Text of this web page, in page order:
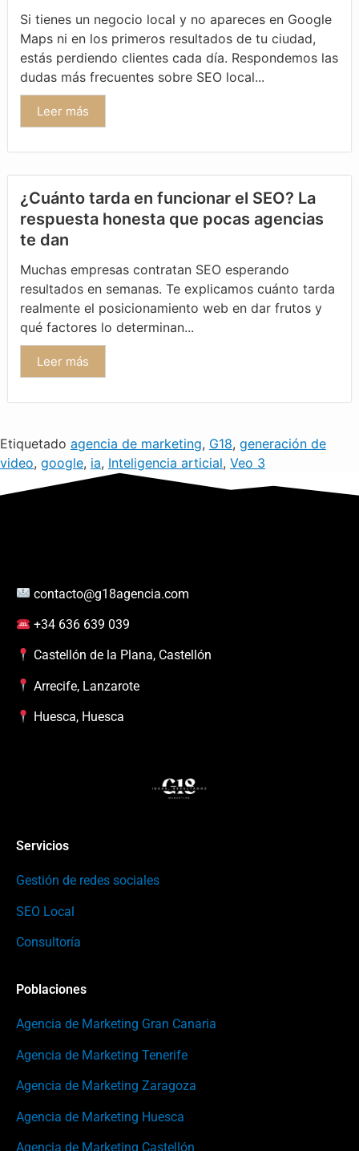
Si tienes un negocio local y no apareces en Google
Maps ni en los primeros resultados de tu ciudad,
estás perdiendo clientes cada día. Respondemos las
dudas más frecuentes sobre SEO local...
Leer más
¿Cuánto tarda en funcionar el SEO? La
respuesta honesta que pocas agencias
te dan
Muchas empresas contratan SEO esperando
resultados en semanas. Te explicamos cuánto tarda
realmente el posicionamiento web en dar frutos y
qué factores lo determinan...
Leer más
Etiquetado agencia de marketing, G18, generación de
video, google, ia, Inteligencia articial, Veo 3
contacto@g18agencia.com
+34 636 639 039
Castellón de la Plana, Castellón
Arrecife, Lanzarote
Huesca, Huesca
Servicios
Gestión de redes sociales
SEO Local
Consultoría
Poblaciones
Agencia de Marketing Gran Canaria
Agencia de Marketing Tenerife
Agencia de Marketing Zaragoza
Agencia de Marketing Huesca
Agencia de Marketing Castellón